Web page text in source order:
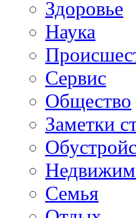
Здоровье
Наука
Сервис
Общество
Заметки
Семья